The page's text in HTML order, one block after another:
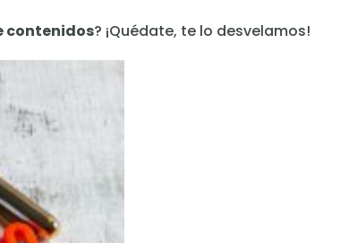
contenidos? ¡Quédate, te lo desvelamos!